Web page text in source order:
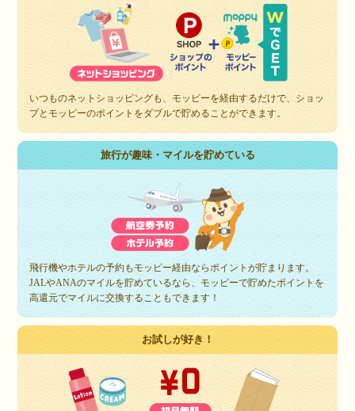
いつものネットショッピングも、モッピーを経由するだけで、ショッ
プとモッピーのポイントをダブルで貯めることができます。
旅行が趣味・マイルを貯めている
飛行機やホテルの予約もモッピー経由ならポイントが貯まります。
JALやANAのマイルを貯めているなら、モッピーで貯めたポイントを
高還元でマイルに交換することもできます！
お試しが好き！